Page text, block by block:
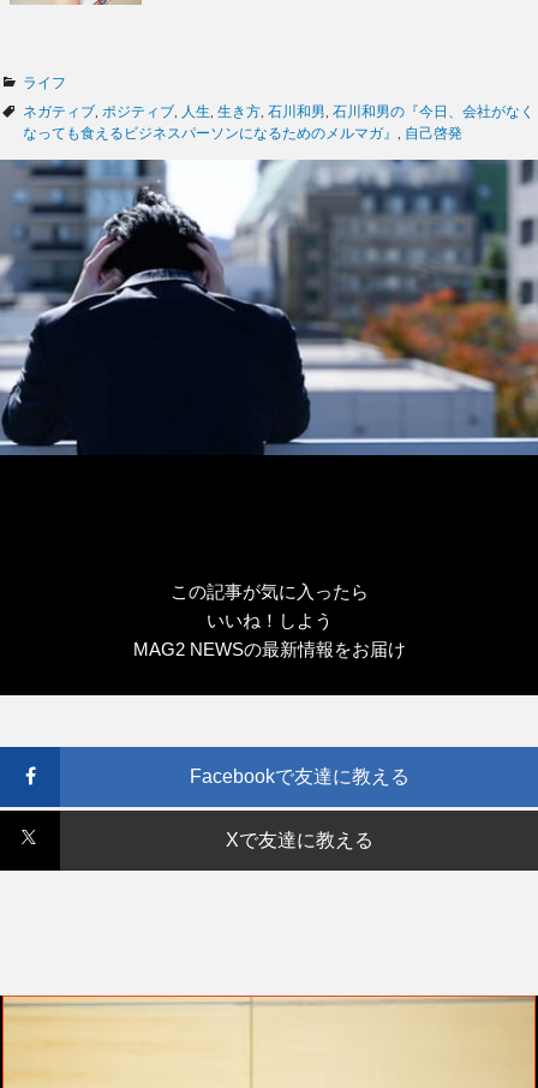
カ
テ
ゴ
ー
ライフ
タ
グ
ネガティブ ポジティブ 人生 生き方 石川和男 石川和男の『今日、会社がなく
なっても食えるビジネスパーソンになるためのメルマガ』
自己啓発
この記事が気に入ったら
いいね！しよう
MAG2 NEWSの最新情報をお届け
Facebookで友達に教える
Xで友達に教える